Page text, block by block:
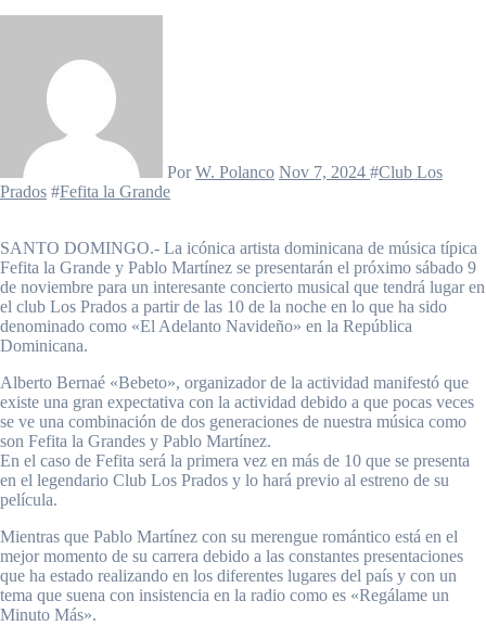
PorW. Polanco Nov 7, 2024 #Club Los
Prados #Fefita la Grande
SANTO DOMINGO.- La icónica artista dominicana de música típica
Fefita la Grande y Pablo Martínez se presentarán el próximo sábado 9
de noviembre para un interesante concierto musical que tendrá lugar en
el club Los Prados a partir de las 10 de la noche en lo que ha sido
denominado como «El Adelanto Navideño» en la República
Dominicana.
Alberto Bernaé «Bebeto», organizador de la actividad manifestó que
existe una gran expectativa con la actividad debido a que pocas veces
se ve una combinación de dos generaciones de nuestra música como
son Fefita la Grandes y Pablo Martínez.
En el caso de Fefita será la primera vez en más de 10 que se presenta
en el legendario Club Los Prados y lo hará previo al estreno de su
película.
Mientras que Pablo Martínez con su merengue romántico está en el
mejor momento de su carrera debido a las constantes presentaciones
que ha estado realizando en los diferentes lugares del país y con un
tema que suena con insistencia en la radio como es «Regálame un
Minuto Más».